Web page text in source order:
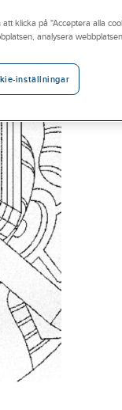
att klicka på "Acceptera alla
analysera
inställningar